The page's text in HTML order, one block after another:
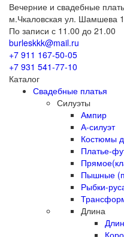
Вечерние и свадебные
м.Чкаловская ул. Шамшева
По записи с 11.00 до 21.00
burleskkk@mail.ru
+7 911 167-50-05
+7 931 541-77-10
Каталог
Свадебные платья
Силуэты
Ампир
А-силуэт
Костюмы
Платье-
Пышные
Рыбки-
Длина